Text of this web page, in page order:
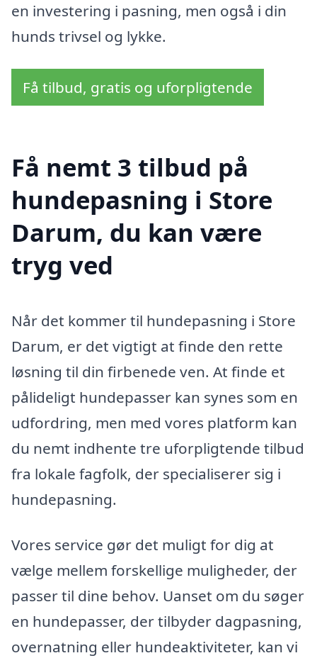
en investering i pasning, men også i din
hunds trivsel og lykke.
Få tilbud, gratis og uforpligtende
Få nemt 3 tilbud på
hundepasning i Store
Darum, du kan være
tryg ved
Når det kommer til hundepasning i Store
Darum, er det vigtigt at finde den rette
løsning til din firbenede ven. At finde et
pålideligt hundepasser kan synes som en
udfordring, men med vores platform kan
du nemt indhente tre uforpligtende tilbud
fra lokale fagfolk, der specialiserer sig i
hundepasning.
Vores service gør det muligt for dig at
vælge mellem forskellige muligheder, der
passer til dine behov. Uanset om du søger
en hundepasser, der tilbyder dagpasning,
overnatning eller hundeaktiviteter, kan vi